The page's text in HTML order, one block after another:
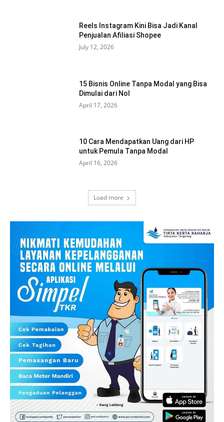
Reels Instagram Kini Bisa Jadi Kanal
Penjualan Afiliasi Shopee
July 12, 2026
15 Bisnis Online Tanpa Modal yang Bisa
Dimulai dari Nol
April 17, 2026
10 Cara Mendapatkan Uang dari HP
untuk Pemula Tanpa Modal
April 16, 2026
Load more